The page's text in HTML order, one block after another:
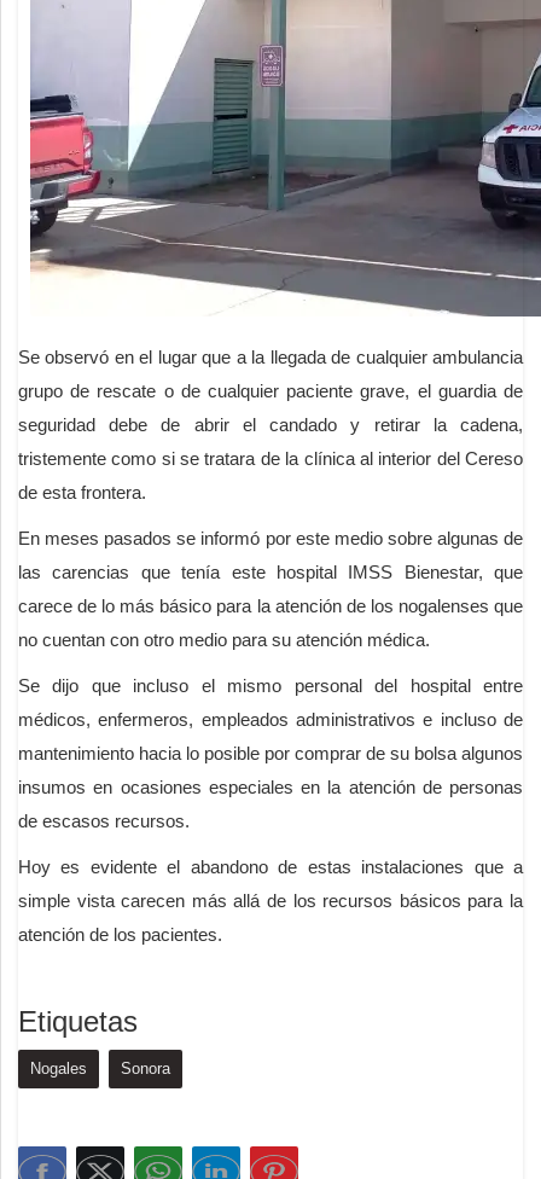
Se observó en el lugar que a la llegada de cualquier ambulancia
grupo de rescate o de cualquier paciente grave, el guardia de
seguridad debe de abrir el candado y retirar la cadena,
tristemente como si se tratara de la clínica al interior del Cereso
de esta frontera.
En meses pasados se informó por este medio sobre algunas de
las carencias que tenía este hospital IMSS Bienestar, que
carece de lo más básico para la atención de los nogalenses que
no cuentan con otro medio para su atención médica.
Se dijo que incluso el mismo personal del hospital entre
médicos, enfermeros, empleados administrativos e incluso de
mantenimiento hacia lo posible por comprar de su bolsa algunos
insumos en ocasiones especiales en la atención de personas
de escasos recursos.
Hoy es evidente el abandono de estas instalaciones que a
simple vista carecen más allá de los recursos básicos para la
atención de los pacientes.
Etiquetas
Nogales Sonora